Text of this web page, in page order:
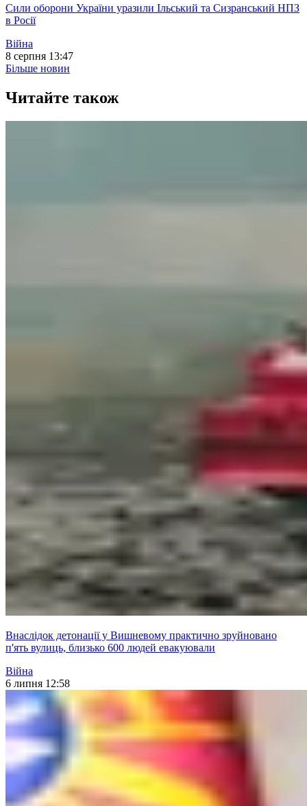
Сили оборони України уразили Ільський та Сизранський НПЗ
в Росії
Війна
8 серпня 13:47
Більше новин
Читайте також
Внаслідок детонації у Вишневому практично зруйновано
п'ять вулиць, близько 600 людей евакуювали
Війна
6 липня 12:58